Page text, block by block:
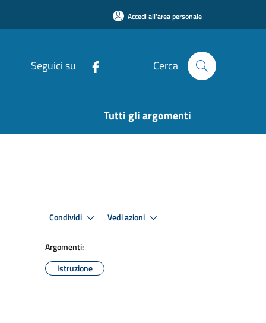
Accedi all'area personale
Seguici su Cerca
Tutti gli argomenti
Condividi Vedi azioni
Argomenti:
Istruzione